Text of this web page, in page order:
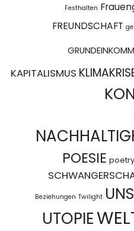
Festhalten
FREUNDSCHAFT
KAPITALISMUS
POESIE poetry
Beziehungen Twilight
UTOPIE